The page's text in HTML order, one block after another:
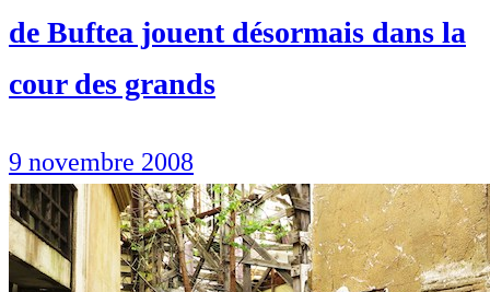
de Buftea jouent désormais dans la
cour des grands
9 novembre 2008